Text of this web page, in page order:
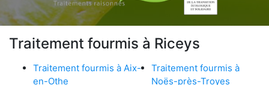
Traitement fourmis à Riceys
Traitement fourmis à Aix-
en-Othe
Traitement fourmis à
Noës-près-Troyes